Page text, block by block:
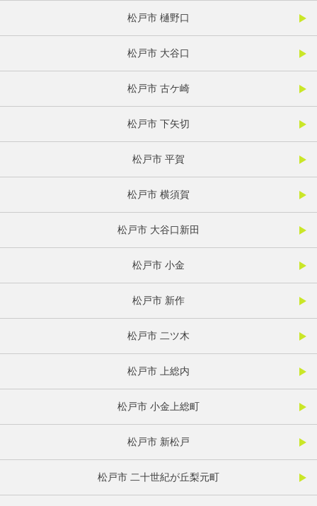
松戸市 樋野口
松戸市 大谷口
松戸市 古ケ崎
松戸市 下矢切
松戸市 平賀
松戸市 横須賀
松戸市 大谷口新田
松戸市 小金
松戸市 新作
松戸市 二ツ木
松戸市 上総内
松戸市 小金上総町
松戸市 新松戸
松戸市 二十世紀が丘梨元町